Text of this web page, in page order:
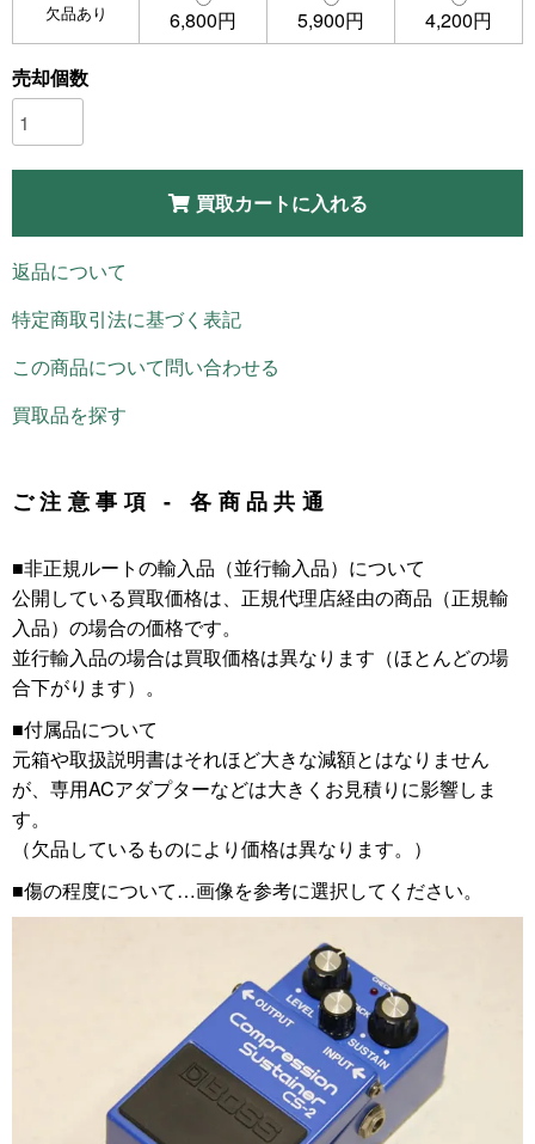
欠品あり 6,800円 5,900円 4,200円
売却個数
買取カートに入れる
返品について
特定商取引法に基づく表記
この商品について問い合わせる
買取品を探す
ご注意事項 - 各商品共通
■非正規ルートの輸入品（並行輸入品）について
公開している買取価格は、正規代理店経由の商品（正規輸
入品）の場合の価格です。
並行輸入品の場合は買取価格は異なります（ほとんどの場
合下がります）。
■付属品について
元箱や取扱説明書はそれほど大きな減額とはなりません
が、専用ACアダプターなどは大きくお見積りに影響しま
す。
（欠品しているものにより価格は異なります。）
■傷の程度について…画像を参考に選択してください。